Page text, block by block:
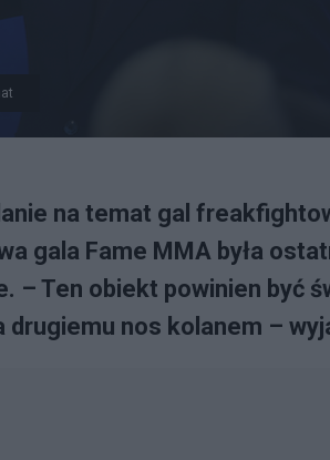
na temat gal
gala Fame MMA była
– Ten obiekt powinien być
nos kolanem –